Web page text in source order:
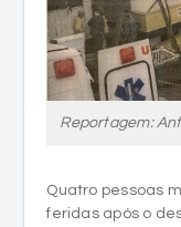
Reportagem:
Quatro pessoas
feridas após o